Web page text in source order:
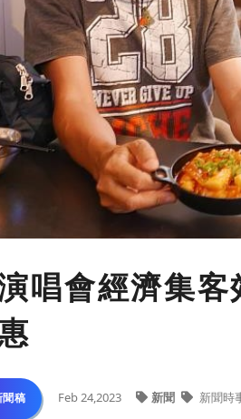
唱會經濟集
聞稿 Feb 24,2023 新聞 新聞時